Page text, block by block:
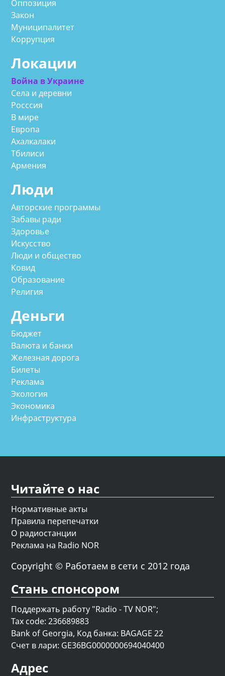
Оппозиция
Закон
Муниципалитет
Коррупция
Локации
Война в Украине
Села и деревни
Росссия
В мире
Европа
Ахалкалаки
Тбилиси
Армения
Люди
Авторские программы
Забавы ради
Здоровье
Искусство
Люди и общество
Ковид
Образование
Религия
Деньги
Бюджет
Валюта и банки
Железная дорога
Билеты
Реклама
Экология
Экономика
Инфраструктура
Читайте о нас
Нормативные акты
Правила перепечатки
О радиостанции
Реклама на Radio NOR
Copyright © Работаем в сети с 2012 года
Стань спонсором
Поддержать работу "Radio - TV NOR";
Tax code: 236689883
Bank of Georgia, Код банка: BAGAGE 22
Счет в лари: GE36BG0000000694040400
Адрес